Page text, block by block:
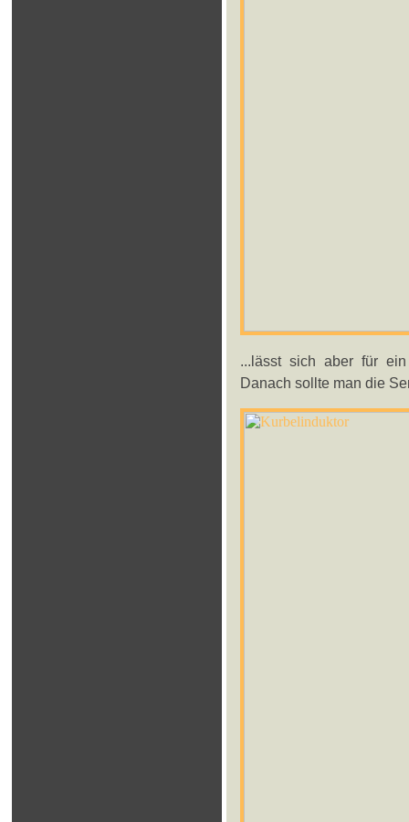
...lässt sich aber für ein
Danach sollte man die